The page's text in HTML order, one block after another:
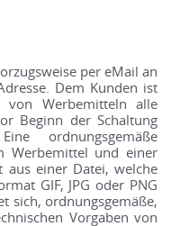
per eMail an
Dem Kunden ist
von Werbemitteln alle
Beginn der Schaltung
ordnungsgemäße
Werbemittel und einer
aus einer Datei, welche
GIF, JPG oder PNG
sich, ordnungsgemäße,
Vorgaben von